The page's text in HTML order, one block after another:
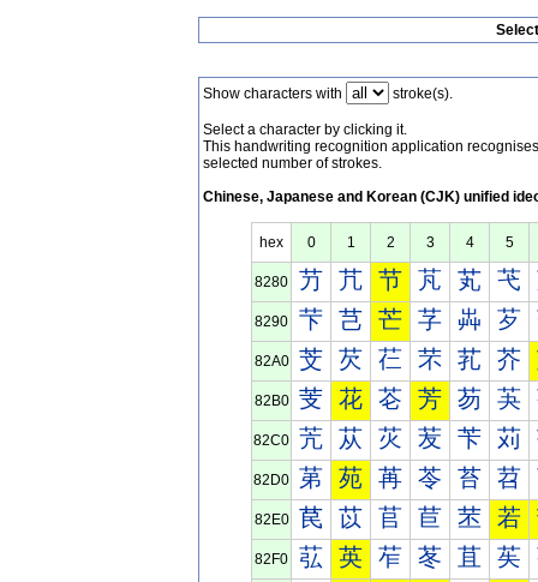
Show characters with stroke(s).
Select a character by clicking it.
This handwriting recognition application
selected number of strokes.
Chinese, Japanese and Korean (CJK) unified
hex 0 1 2 3 4 5
8280 芀 芁 节 芃 芄 芅
8290 芐 芑 芒 芓 芔 芕
82A0 芠 芡 芢 芣 芤 芥
82B0 芰 花 芲 芳 芴 芵
82C0 苀 苁 苂 苃 苄 苅
82D0 苐 苑 苒 苓 苔 苕
82E0 苠 苡 苢 苣 苤 若
82F0 苰 英 苲 苳 苴 苵